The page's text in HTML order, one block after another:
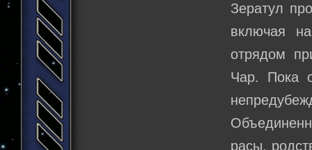
Зератул
включая
отрядом
Чар. Пока
расы,